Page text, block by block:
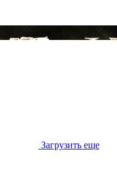
Загрузить еще